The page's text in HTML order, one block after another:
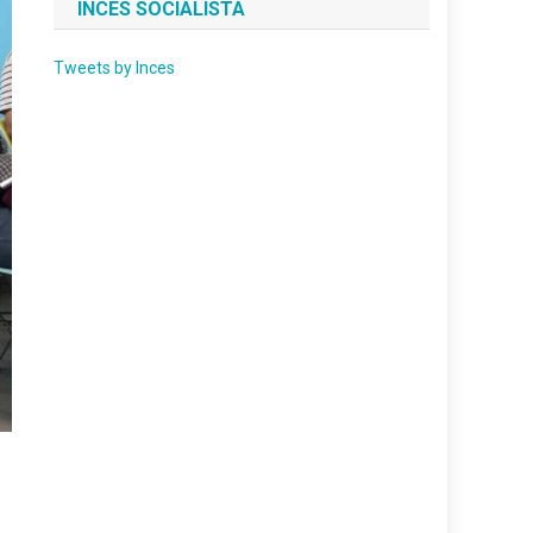
INCES SOCIALISTA
Tweets by Inces